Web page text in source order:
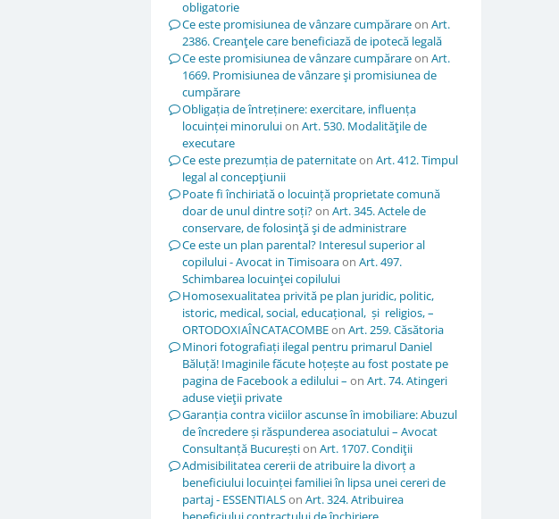
obligatorie
Ce este promisiunea de vânzare cumpărareon Art.
2386. Creanţele care beneficiază de ipotecă legală
Ce este promisiunea de vânzare cumpărareon Art.
1669. Promisiunea de vânzare şi promisiunea de
cumpărare
Obligația de întreținere: exercitare, influența
locuinței minoruluion Art. 530. Modalităţile de
executare
Ce este prezumția de paternitateon Art. 412. Timpul
legal al concepţiunii
Poate fi închiriată o locuință proprietate comună
doar de unul dintre soți?on Art. 345. Actele de
conservare, de folosinţă şi de administrare
Ce este un plan parental? Interesul superior al
copilului - Avocat in Timisoaraon Art. 497.
Schimbarea locuinţei copilului
Homosexualitatea privită pe plan juridic, politic,
istoric, medical, social, educațional, și religios, –
ORTODOXIAÎNCATACOMBEon Art. 259. Căsătoria
Minori fotografiați ilegal pentru primarul Daniel
Băluță! Imaginile făcute hoțește au fost postate pe
pagina de Facebook a edilului – on Art. 74. Atingeri
aduse vieţii private
Garanția contra viciilor ascunse în imobiliare: Abuzul
de încredere și răspunderea asociatului – Avocat
Consultanță Bucureștion Art. 1707. Condiţii
Admisibilitatea cererii de atribuire la divorț a
beneficiului locuinței familiei în lipsa unei cereri de
partaj - ESSENTIALSon Art. 324. Atribuirea